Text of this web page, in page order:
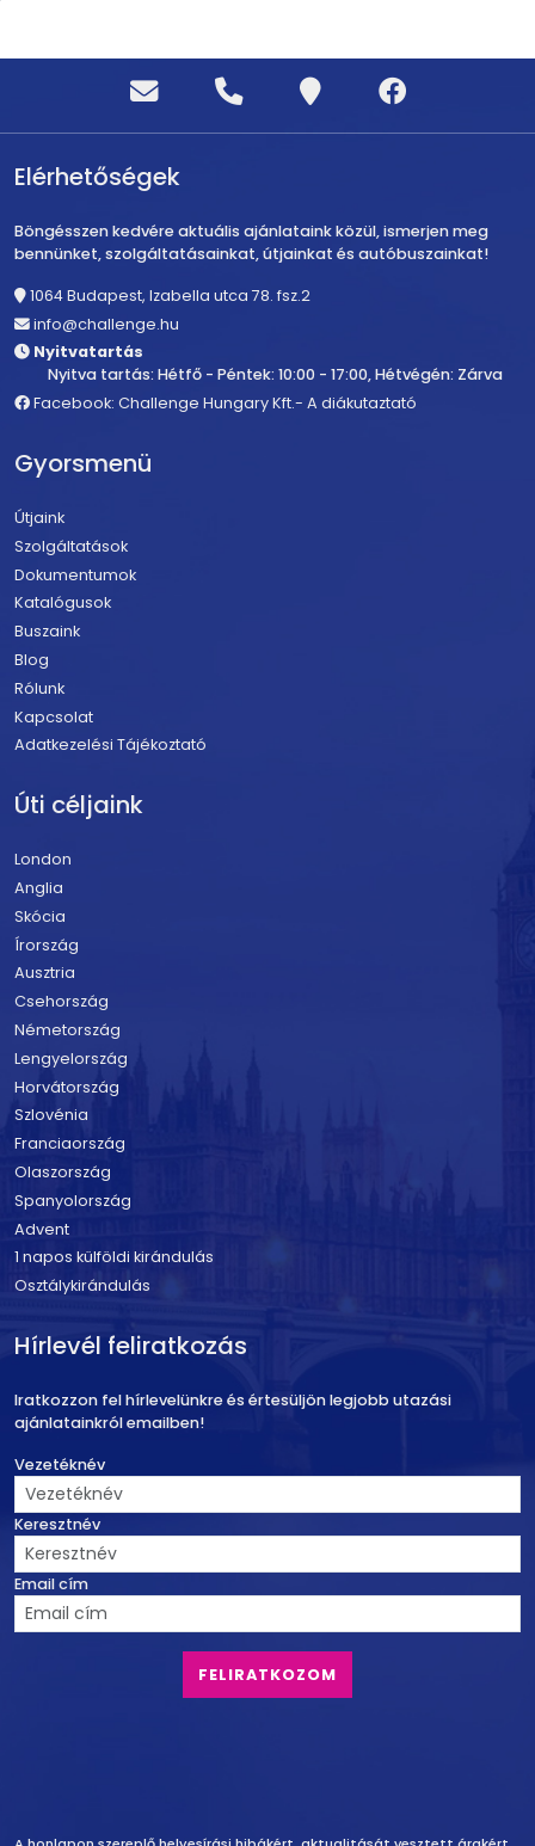
Elérhetőségek
Böngésszen kedvére aktuális ajánlataink közül, ismerjen meg
bennünket, szolgáltatásainkat, útjainkat és autóbuszainkat!
1064 Budapest, Izabella utca 78. fsz.2
info@challenge.hu
Nyitvatartás
Nyitva tartás: Hétfő - Péntek: 10:00 - 17:00, Hétvégén: Zárva
Facebook: Challenge Hungary Kft.- A diákutaztató
Gyorsmenü
Útjaink
Szolgáltatások
Dokumentumok
Katalógusok
Buszaink
Blog
Rólunk
Kapcsolat
Adatkezelési Tájékoztató
Úti céljaink
London
Anglia
Skócia
Írország
Ausztria
Csehország
Németország
Lengyelország
Horvátország
Szlovénia
Franciaország
Olaszország
Spanyolország
Advent
1 napos külföldi kirándulás
Osztálykirándulás
Hírlevél feliratkozás
Iratkozzon fel hírlevelünkre és értesüljön legjobb utazási
ajánlatainkról emailben!
Vezetéknév
Keresztnév
Email cím